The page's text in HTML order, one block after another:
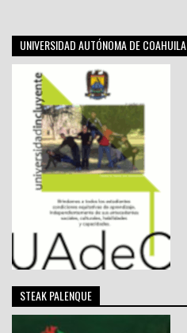
UNIVERSIDAD AUTÓNOMA DE COAHUILA
STEAK PALENQUE